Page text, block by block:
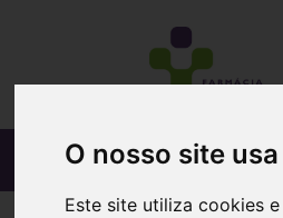
O nosso site
Este site utiliza cookies